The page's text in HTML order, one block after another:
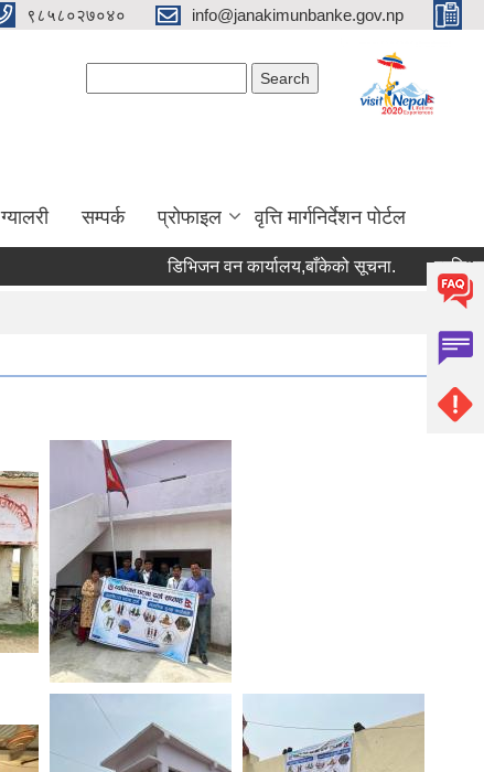
९८५८०२७०४० info@janakimunbanke.gov.np
ग्यालरी सम्पर्क प्रोफाइल वृत्ति मार्गनिर्देशन पोर्टल
डिभिजन वन कार्यालय,बाँकेको सूचना. प्रशिक्षकको